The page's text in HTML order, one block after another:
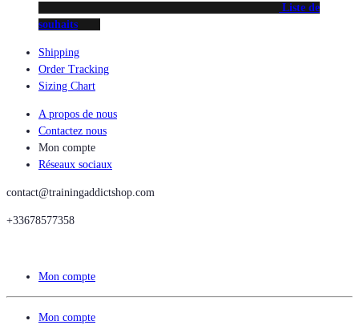
Liste de
souhaits
Shipping
Order Tracking
Sizing Chart
A propos de nous
Contactez nous
Mon compte
Réseaux sociaux
contact@trainingaddictshop.com
+33678577358
Mon compte
Mon compte